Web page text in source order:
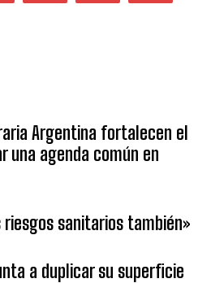
Argentina fortalecen el
una agenda común en
sanitarios también»
a duplicar su superficie